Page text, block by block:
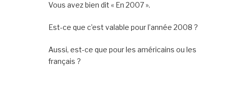
Vous avez bien dit « En 2007 ».
Est-ce que c’est valable pour l’année 2008 ?
Aussi, est-ce que pour les américains ou les
français ?